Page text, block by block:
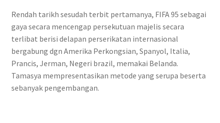
Rendah tarikh sesudah terbit pertamanya, FIFA 95 sebagai
gaya secara mencengap persekutuan majelis secara
terlibat berisi delapan perserikatan internasional
bergabung dgn Amerika Perkongsian, Spanyol, Italia,
Prancis, Jerman, Negeri brazil, memakai Belanda.
Tamasya mempresentasikan metode yang serupa beserta
sebanyak pengembangan.